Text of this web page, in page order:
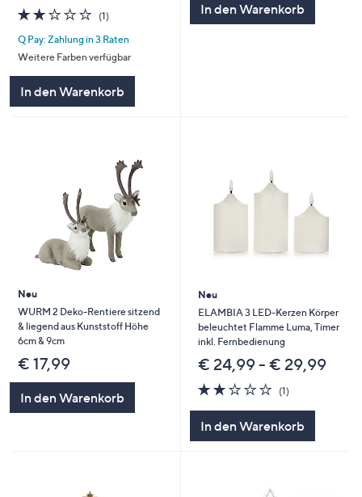
2.0
von
5
(1)
Q Pay: Zahlung in 3 Raten
Weitere Farben verfügbar
In den Warenkorb
In den Warenkorb
Neu
WURM 2 Deko-Rentiere sitzend
& liegend aus Kunststoff Höhe
6cm & 9cm
€ 17,99
In den Warenkorb
Neu
ELAMBIA 3 LED-Kerzen Körper
beleuchtet Flamme Luma, Timer
inkl. Fernbedienung
€ 24,99 - € 29,99
2.0
von
5
(1)
In den Warenkorb